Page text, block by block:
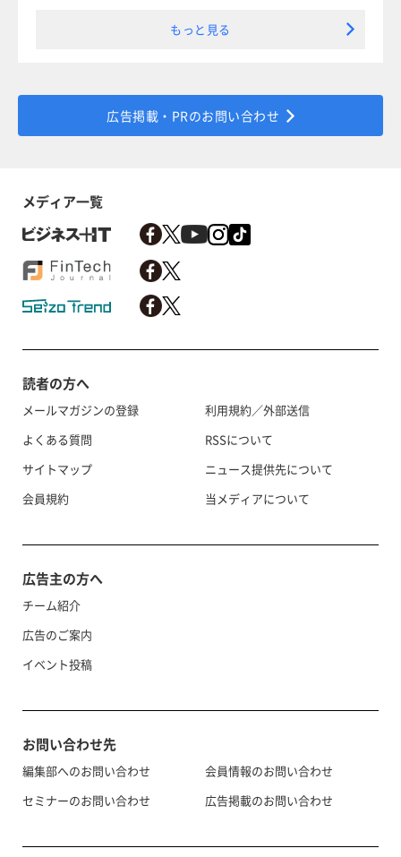
もっと見る
広告掲載・PRのお問い合わせ
メディア一覧
読者の方へ
メールマガジンの登録
よくある質問
サイトマップ
会員規約
利用規約／外部送信
RSSについて
ニュース提供先について
当メディアについて
広告主の方へ
チーム紹介
広告のご案内
イベント投稿
お問い合わせ先
編集部へのお問い合わせ
セミナーのお問い合わせ
会員情報のお問い合わせ
広告掲載のお問い合わせ